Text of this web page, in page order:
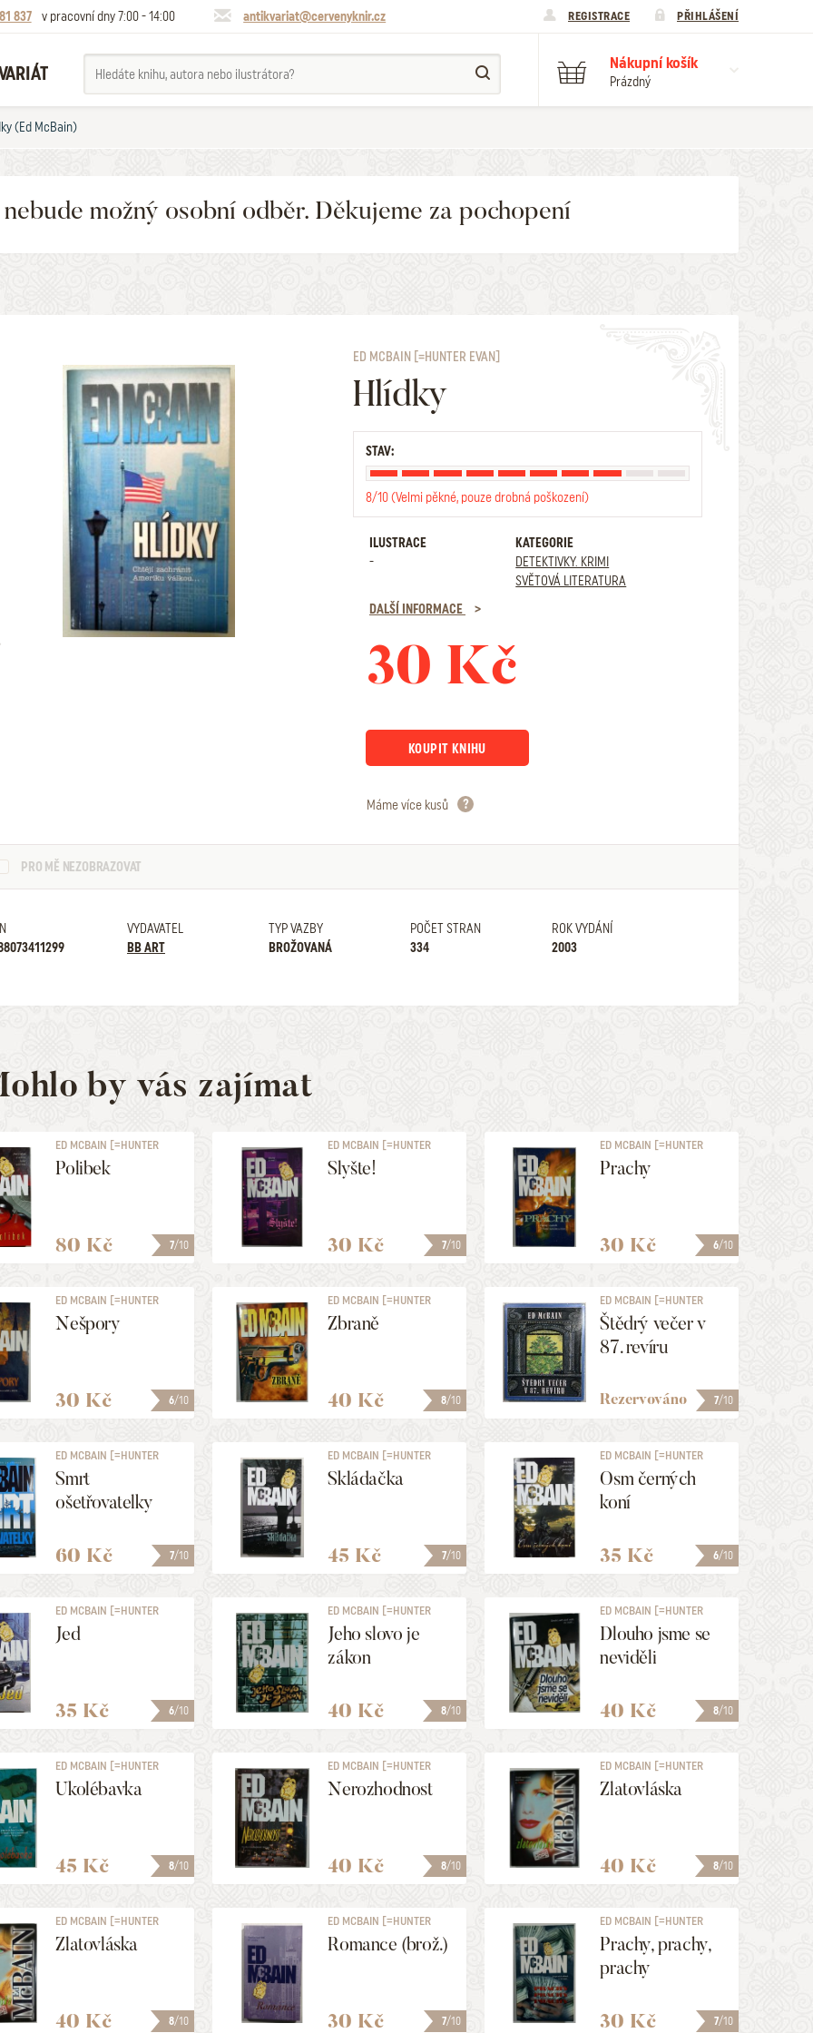
837 v pracovní dny 7:00 - 14:00 antikvariat@cervenyknir.cz REGISTRACE PŘIHLÁŠENÍ
Nákupní košík
Prázdný
(Ed McBain)
možný osobní odběr. Děkujeme za pochopení
ED MCBAIN [=HUNTER EVAN]
Hlídky
STAV:
8/10 (Velmi pěkné, pouze drobná poškození)
ILUSTRACE
-
KATEGORIE
DETEKTIVKY. KRIMI
SVĚTOVÁ LITERATURA
DALŠÍ INFORMACE
30 Kč
KOUPIT KNIHU
Máme více kusů
PRO MĚ NEZOBRAZOVAT
VYDAVATEL
BB ART
TYP VAZBY
BROŽOVANÁ
POČET STRAN
334
ROK VYDÁNÍ
2003
by vás zajímat
7/10
ED MCBAIN [=HUNTER
EVAN]
Polibek
80 Kč 7/10
ED MCBAIN [=HUNTER
EVAN]
Slyšte!
30 Kč 6/10
ED MCBAIN [=HUNTER
EVAN]
Prachy
30 Kč
6/10
ED MCBAIN [=HUNTER
EVAN]
Nešpory
30 Kč 8/10
ED MCBAIN [=HUNTER
EVAN]
Zbraně
40 Kč 7/10
ED MCBAIN [=HUNTER
EVAN]
Štědrý večer v
87. revíru
Rezervováno
7/10
ED MCBAIN [=HUNTER
EVAN]
Smrt
ošetřovatelky
60 Kč 7/10
ED MCBAIN [=HUNTER
EVAN]
Skládačka
45 Kč 6/10
ED MCBAIN [=HUNTER
EVAN]
Osm černých
koní
35 Kč
6/10
ED MCBAIN [=HUNTER
EVAN]
Jed
35 Kč 8/10
ED MCBAIN [=HUNTER
EVAN]
Jeho slovo je
zákon
40 Kč 8/10
ED MCBAIN [=HUNTER
EVAN]
Dlouho jsme se
neviděli
40 Kč
8/10
ED MCBAIN [=HUNTER
EVAN]
Ukolébavka
45 Kč 8/10
ED MCBAIN [=HUNTER
EVAN]
Nerozhodnost
40 Kč 8/10
ED MCBAIN [=HUNTER
EVAN]
Zlatovláska
40 Kč
8/10
ED MCBAIN [=HUNTER
EVAN]
Zlatovláska
40 Kč 7/10
ED MCBAIN [=HUNTER
EVAN]
Romance (brož.)
30 Kč 7/10
ED MCBAIN [=HUNTER
EVAN]
Prachy, prachy,
prachy
30 Kč